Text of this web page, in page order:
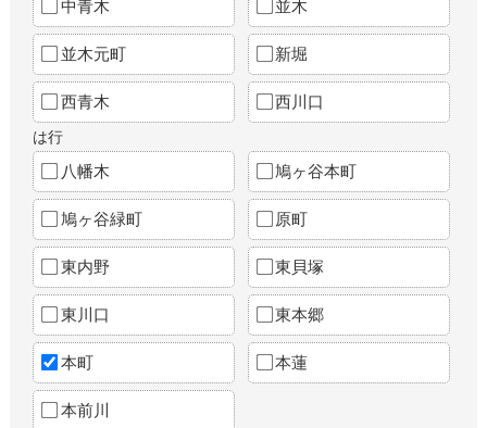
中青木 並木
並木元町 新堀
西青木 西川口
は行
八幡木 鳩ヶ谷本町
鳩ヶ谷緑町 原町
東内野 東貝塚
東川口 東本郷
本町 本蓮
本前川